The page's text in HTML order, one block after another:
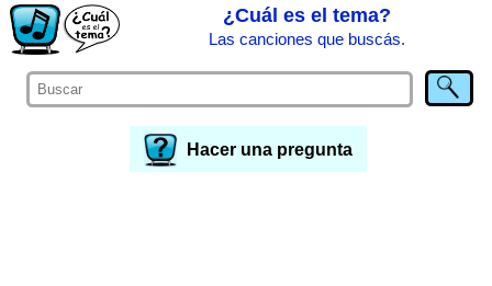
¿Cuál es el tema?
Las canciones que buscás.
Hacer una pregunta